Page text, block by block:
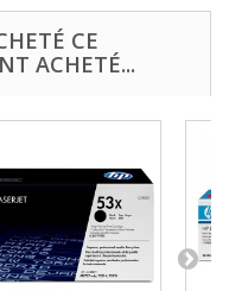
CE
ACHETÉ...